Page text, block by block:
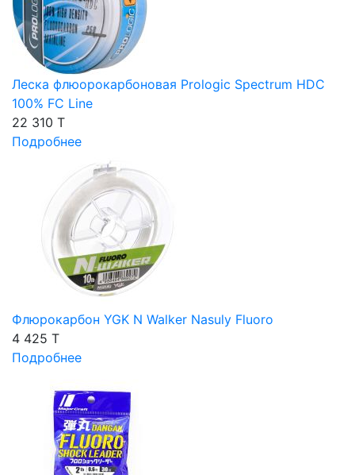
Леска флюорокарбоновая Prologic Spectrum HDC
100% FC Line
22 310 T
Подробнее
Флюрокарбон YGK N Walker Nasuly Fluoro
4 425 T
Подробнее